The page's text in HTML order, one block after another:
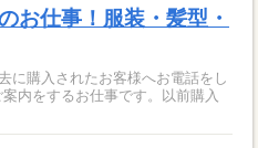
お仕事！服装・髪型・
に購入されたお客様へお電話をし
内をするお仕事です。以前購入